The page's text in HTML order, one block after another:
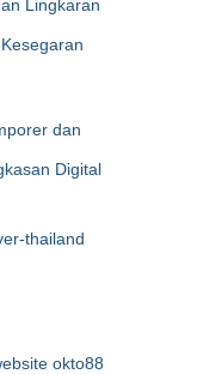
Lingkaran
dan
Digital
thailand
okto88